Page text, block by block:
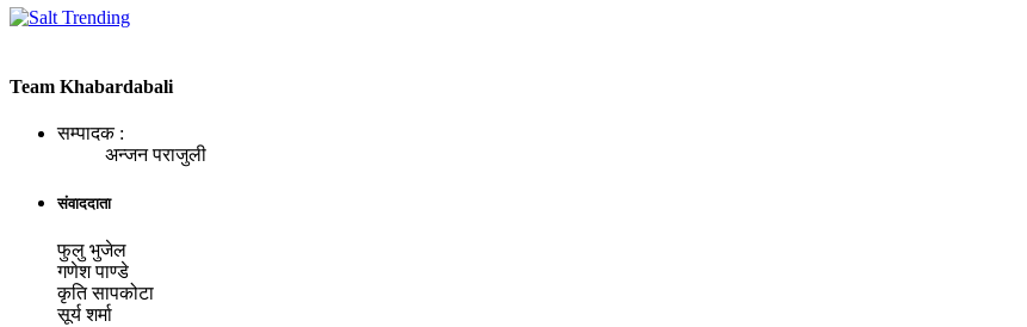
Team Khabardabali
सम्पादक :
अन्जन पराजुली
संवाददाता
फुलु भुजेल
गणेश पाण्डे
कृति सापकोटा
सूर्य शर्मा